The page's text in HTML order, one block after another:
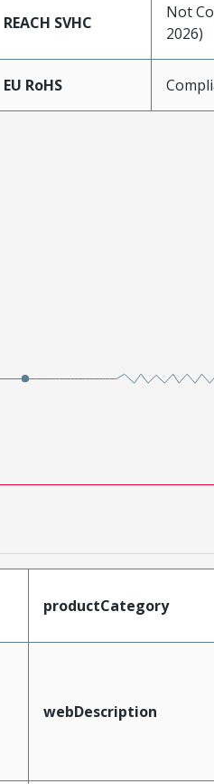
REACH SVHC
Not
2026)
EU RoHS
productCategory
webDescription